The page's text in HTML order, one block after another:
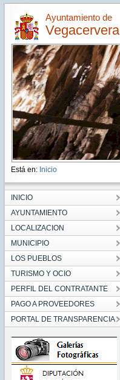
Ayuntamiento de
Vegacervera
Está en: Inicio
INICIO
AYUNTAMIENTO
LOCALIZACION
MUNICIPIO
LOS PUEBLOS
TURISMO Y OCIO
PERFIL DEL CONTRATANTE
PAGO A PROVEEDORES
PORTAL DE TRANSPARENCIA